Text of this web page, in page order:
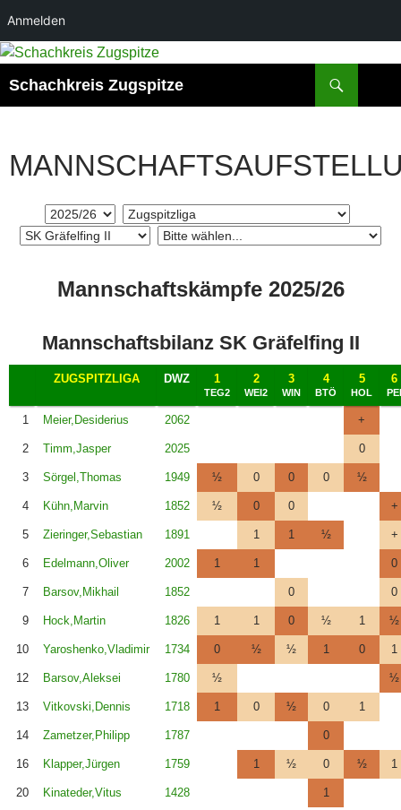
Anmelden
Zum
springen
Schachkreis Zugspitze
Mannschaftskämpfe 2025/26
Mannschaftsbilanz SK Gräfelfing II
ZUGSPITZLIGA DWZ 1
TEG2
2
WEI2
3
WIN
4
BTÖ
5
HOL
6
PEI
1 Meier,Desiderius 2062 +
2 Timm,Jasper 2025 0
3 Sörgel,Thomas 1949 ½ 0 0 0 ½
4 Kühn,Marvin 1852 ½ 0 0 +
5 Zieringer,Sebastian 1891 1 1 ½ +
6 Edelmann,Oliver 2002 1 1 0
7 Barsov,Mikhail 1852 0 0
9 Hock,Martin 1826 1 1 0 ½ 1 ½
10 Yaroshenko,Vladimir 1734 0 ½ ½ 1 0 1
12 Barsov,Aleksei 1780 ½ ½
13 Vitkovski,Dennis 1718 1 0 ½ 0 1
14 Zametzer,Philipp 1787 0
16 Klapper,Jürgen 1759 1 ½ 0 ½ 1
20 Kinateder,Vitus 1428 1